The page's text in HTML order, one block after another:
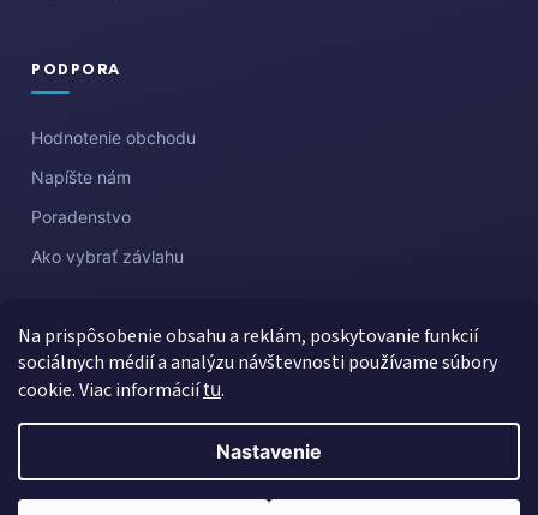
Na prispôsobenie obsahu a reklám, poskytovanie funkcií
sociálnych médií a analýzu návštevnosti používame súbory
cookie. Viac informáciítu.
Nastavenie
PODPORA
Hodnotenie obchodu
Napíšte nám
Poradenstvo
Ako vybrať závlahu